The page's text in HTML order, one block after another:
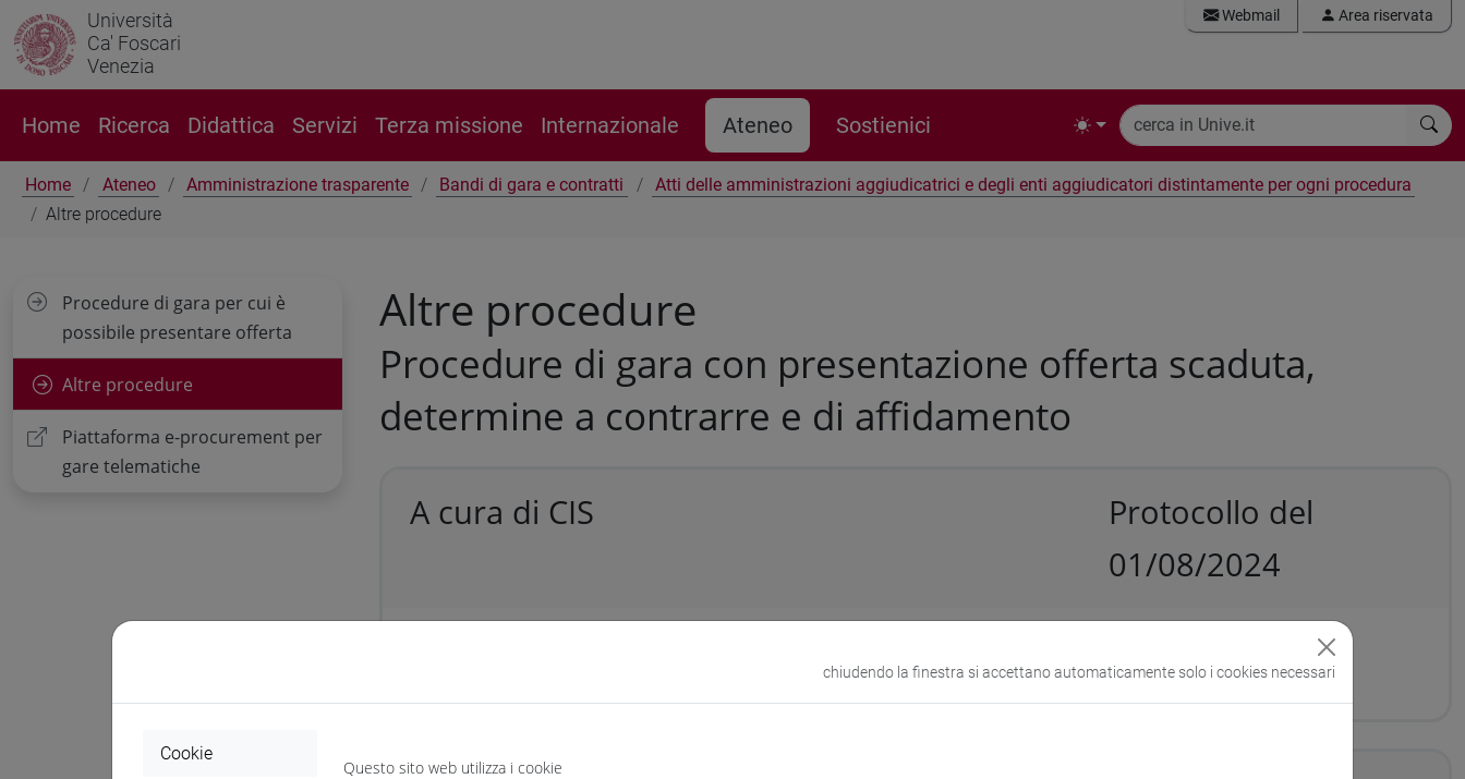
Università
Ca' Foscari
Venezia
Webmail Area riservata
Home Ricerca Didattica Servizi Terza missione Internazionale Ateneo Sostienici
Home Ateneo Amministrazione trasparente Bandi di gara e contratti
Atti delle amministrazioni aggiudicatrici e degli enti aggiudicatori distintamente per ogni procedura
Altre procedure
Altre procedure
Procedure di gara con presentazione offerta scaduta,
determine a contrarre e di affidamento
A cura di CIS
Protocollo del
01/08/2024
Affidamento diretto per la fornitura di Bilance analitiche di precisione - CIG B23B52FCBB – CUP H77G22000040004
Procedure di gara per cui è
possibile presentare offerta
Altre procedure
Piattaforma e-procurement per
gare telematiche
chiudendo la finestra si accettano automaticamente solo i cookies necessari
Cookie
Questo sito web utilizza i cookie